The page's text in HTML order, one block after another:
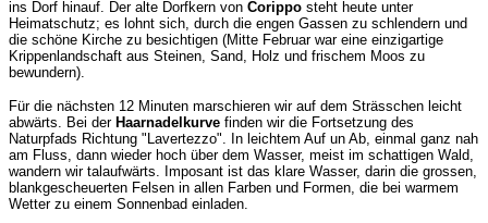
ins Dorf hinauf. Der alte Dorfkern von Corippo steht heute unter
Heimatschutz; es lohnt sich, durch die engen Gassen zu schlendern und
die schöne Kirche zu besichtigen (Mitte Februar war eine einzigartige
Krippenlandschaft aus Steinen, Sand, Holz und frischem Moos zu
bewundern).
Für die nächsten 12 Minuten marschieren wir auf dem Strässchen leicht
abwärts. Bei der Haarnadelkurve finden wir die Fortsetzung des
Naturpfads Richtung "Lavertezzo". In leichtem Auf un Ab, einmal ganz nah
am Fluss, dann wieder hoch über dem Wasser, meist im schattigen Wald,
wandern wir talaufwärts. Imposant ist das klare Wasser, darin die grossen,
blankgescheuerten Felsen in allen Farben und Formen, die bei warmem
Wetter zu einem Sonnenbad einladen.